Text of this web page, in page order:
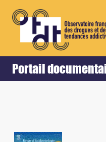
Portail
Accueil Retour